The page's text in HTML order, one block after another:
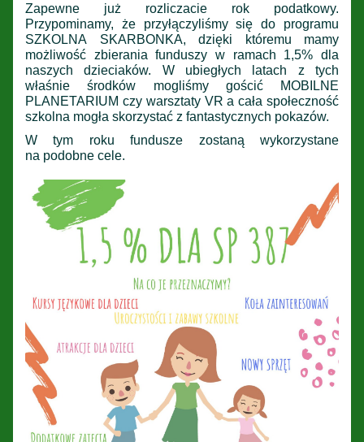
Zapewne już rozliczacie rok podatkowy.
Przypominamy, że przyłączyliśmy się do programu
SZKOLNA SKARBONKA, dzięki któremu mamy
możliwość zbierania funduszy w ramach 1,5% dla
naszych dzieciaków. W ubiegłych latach z tych
właśnie środków mogliśmy gościć MOBILNE
PLANETARIUM czy warsztaty VR a cała społeczność
szkolna mogła skorzystać z fantastycznych pokazów.
W tym roku fundusze zostaną wykorzystane
na podobne cele.